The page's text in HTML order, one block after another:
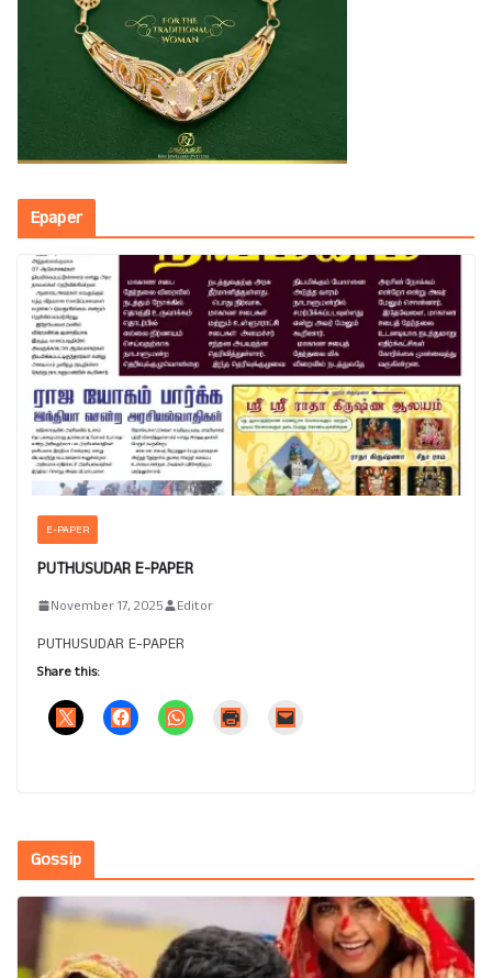
Epaper
E-PAPER
PUTHUSUDAR E-PAPER
November 17, 2025 Editor
PUTHUSUDAR E-PAPER
Share this:
Gossip